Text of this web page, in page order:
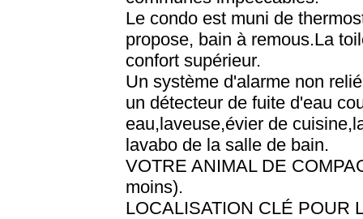
Le condo est muni de
propose, bain à remous.La
confort supérieur.
Un système d'alarme non
un détecteur de fuite d'eau
eau,laveuse,évier de
lavabo de la salle de bain.
VOTRE ANIMAL DE
moins).
LOCALISATION CLÉ POUR